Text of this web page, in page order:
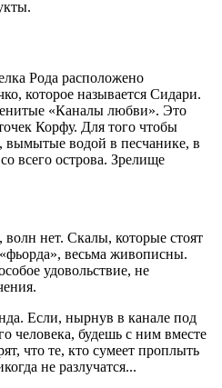
Рода расположено
которое называется Сидари.
«Каналы любви». Это
Корфу. Для того чтобы
вымытые водой в песчанике, в
всего острова. Зрелище
волн нет. Скалы, которые стоят
весьма живописны.
удовольствие, не
Если, нырнув в канале под
человека, будешь с ним вместе
что те, кто сумеет проплыть
не разлучатся...